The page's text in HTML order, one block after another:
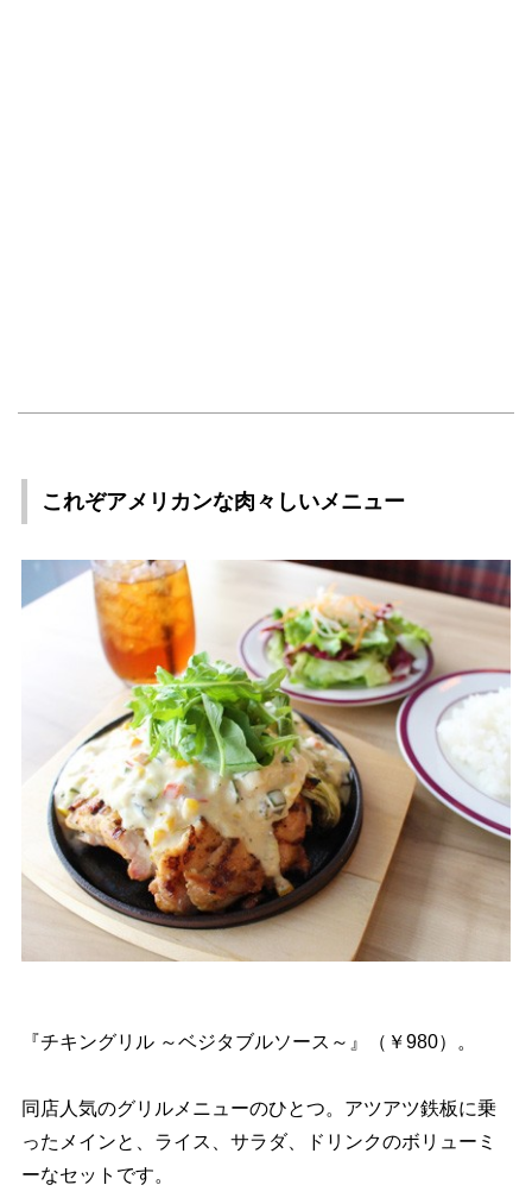
これぞアメリカンな肉々しいメニュー
『チキングリル ～ベジタブルソース～』（￥980）。
同店人気のグリルメニューのひとつ。アツアツ鉄板に乗
ったメインと、ライス、サラダ、ドリンクのボリューミ
ーなセットです。